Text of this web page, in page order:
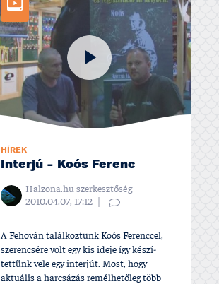
HÍREK
Interjú - Koós Ferenc
Halzona.hu szerkesztőség
2010.04.07, 17:12
A Fehován találkoztunk Koós Ferenccel,
szerencsére volt egy kis ideje í­gy készí­
tettünk vele egy interjút. Most, hogy
aktuális a harcsázás remélhetőleg több